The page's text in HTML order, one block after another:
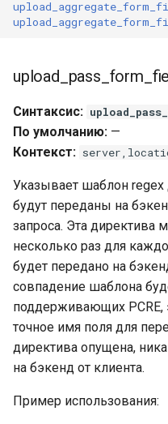
websocket-proxy
worker-events
Синтаксис:
По умолчанию: —
Контекст:
Указывает шаблон
будут переданы на
запроса. Эта директива
несколько раз для
будет передано на
совпадение шаблона
поддерживающих PCRE,
точное имя поля для
директива опущена,
на бэкенд от клиента.
Пример использования: